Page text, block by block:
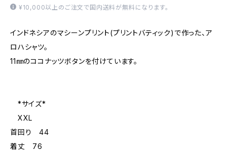
¥10,000以上のご注文で国内送料が無料になります。
インドネシアのマシーンプリント(プリントバティック)で作った、ア
ロハシャツ。
11㎜のココナッツボタンを付けています。
*サイズ*
XXL
首回り 44
着丈 76